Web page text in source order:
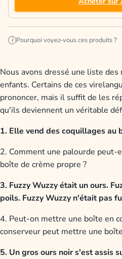
i Pourquoi voyez-vous ces produits ?
Nous avons dressé une liste
enfants. Certains de ces
prononcer, mais il suffit de les
qu'ils deviennent un véritable
1. Elle vend des coquillages au
2. Comment une palourde peut-
boîte de crème propre ?
3. Fuzzy Wuzzy était un ours.
poils. Fuzzy Wuzzy n'était pas
4. Peut-on mettre une boîte en
conserveur peut mettre une
5. Un gros ours noir s'est assis